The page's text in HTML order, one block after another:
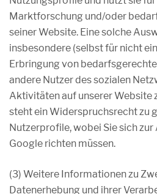
Marktforschung und/oder
seiner Website. Eine solche
insbesondere (selbst für nicht
Erbringung von
andere Nutzer des sozialen
Aktivitäten auf unserer Website
steht ein Widerspruchsrecht zu
Nutzerprofile, wobei Sie sich zur
Google richten müssen.
(3) Weitere Informationen zu
Datenerhebung und ihrer